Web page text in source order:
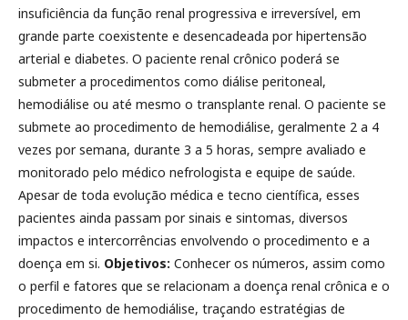
insuficiência da função renal progressiva e irreversível, em
grande parte coexistente e desencadeada por hipertensão
arterial e diabetes. O paciente renal crônico poderá se
submeter a procedimentos como diálise peritoneal,
hemodiálise ou até mesmo o transplante renal. O paciente se
submete ao procedimento de hemodiálise, geralmente 2 a 4
vezes por semana, durante 3 a 5 horas, sempre avaliado e
monitorado pelo médico nefrologista e equipe de saúde.
Apesar de toda evolução médica e tecno científica, esses
pacientes ainda passam por sinais e sintomas, diversos
impactos e intercorrências envolvendo o procedimento e a
doença em si. Objetivos: Conhecer os números, assim como
o perfil e fatores que se relacionam a doença renal crônica e o
procedimento de hemodiálise, traçando estratégias de